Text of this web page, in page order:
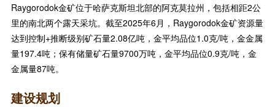
Raygorodok金矿位于哈萨克斯坦北部的阿克莫拉州，包括相距2公
里的南北两个露天采坑。截至2025年6月，Raygorodok金矿资源量
达到控制+推断级别矿石量2.08亿吨，金平均品位1.0克/吨，金金属
量197.4吨；保有储量矿石量9700万吨，金平均品位0.9克/吨，金
金属量87吨。
建设规划